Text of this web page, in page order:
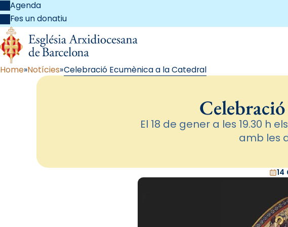
Agenda
Fes un donatiu
Home Notícies Celebració Ecumènica a la Catedral
El 18 de gener a les 19.30 h
amb les
14